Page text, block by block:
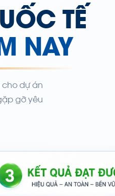
TẾ
NAY
cho dự án
gỡ yêu